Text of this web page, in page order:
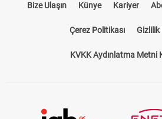
Bize Ulaşın Künye Kariyer
Çerez Politikası Gizlilik
KVKK Aydınlatma Metni